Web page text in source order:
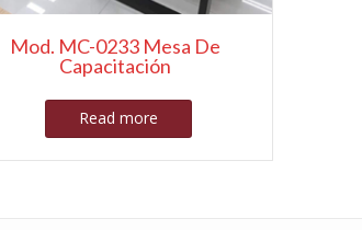
Mod. MC-0233 Mesa De
Capacitación
Read more